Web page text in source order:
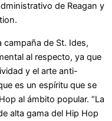
de Reagan y
de St. Ides,
al respecto, ya que
y el arte anti-
es un espíritu que se
al ámbito popular. “La
alta gama del Hip Hop